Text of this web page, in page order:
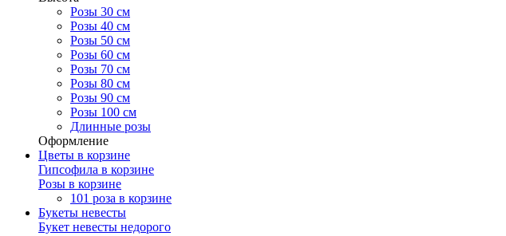
Розы 30 см
Розы 40 см
Розы 50 см
Розы 60 см
Розы 70 см
Розы 80 см
Розы 90 см
Розы 100 см
Длинные розы
Оформление
Цветы в корзине
Гипсофила в корзине
Розы в корзине
101 роза в корзине
Букеты невесты
Букет невесты недорого